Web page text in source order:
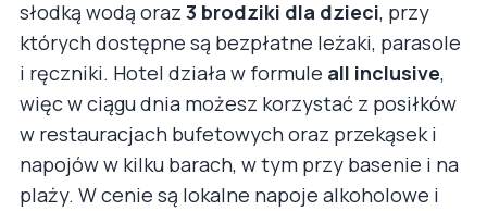
słodką wodą oraz 3 brodziki dla dzieci, przy
których dostępne są bezpłatne leżaki, parasole
i ręczniki. Hotel działa w formule all inclusive,
więc w ciągu dnia możesz korzystać z posiłków
w restauracjach bufetowych oraz przekąsek i
napojów w kilku barach, w tym przy basenie i na
plaży. W cenie są lokalne napoje alkoholowe i